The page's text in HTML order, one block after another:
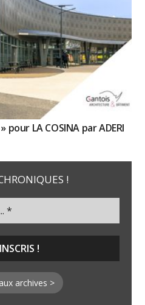
LA COSINA par ADERI
!
archives >